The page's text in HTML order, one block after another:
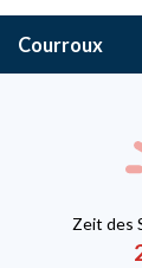
Courroux
Zeit des